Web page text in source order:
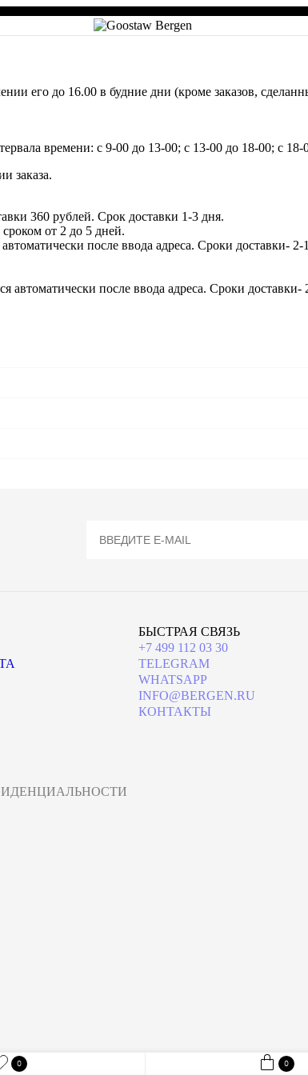
его до 16.00 в будние дни (кроме заказов,
времени: с 9-00 до 13-00; с 13-00 до 18-00; с 18-
заказа.
360 рублей. Срок доставки 1-3 дня.
от 2 до 5 дней.
после ввода адреса. Сроки доставки- 2-
после ввода адреса. Сроки доставки-
БЫСТРАЯ СВЯЗЬ
+7 499 112 03 30
TELEGRAM
WHATSAPP
INFO@BERGEN.RU
КОНТАКТЫ
0 0